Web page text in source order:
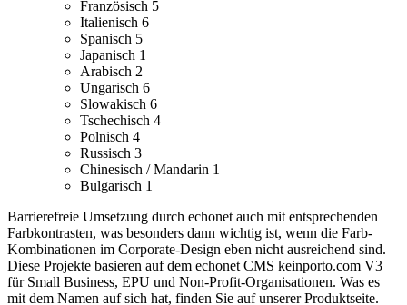
Französisch 5
Italienisch 6
Spanisch 5
Japanisch 1
Arabisch 2
Ungarisch 6
Slowakisch 6
Tschechisch 4
Polnisch 4
Russisch 3
Chinesisch / Mandarin 1
Bulgarisch 1
Barrierefreie Umsetzung durch echonet auch mit entsprechenden
Farbkontrasten, was besonders dann wichtig ist, wenn die Farb-
Kombinationen im Corporate-Design eben nicht ausreichend sind.
Diese Projekte basieren auf dem echonet CMS keinporto.com V3
für Small Business, EPU und Non-Profit-Organisationen. Was es
mit dem Namen auf sich hat, finden Sie auf unserer Produktseite.